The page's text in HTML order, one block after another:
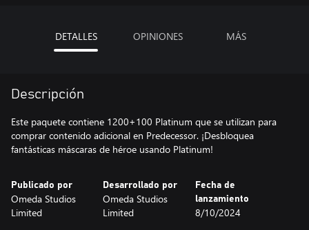
DETALLES OPINIONES MÁS
Descripción
Este paquete contiene 1200+100 Platinum que se utilizan para
comprar contenido adicional en Predecessor. ¡Desbloquea
fantásticas máscaras de héroe usando Platinum!
Publicado por
Omeda Studios
Limited
Desarrollado por
Omeda Studios
Limited
Fecha de
lanzamiento
8/10/2024